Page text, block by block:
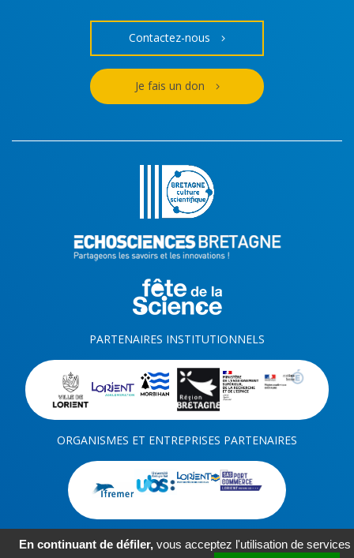
Contactez-nous
Je fais un don
PARTENAIRES INSTITUTIONNELS
ORGANISMES ET ENTREPRISES PARTENAIRES
En continuant de défiler, vous acceptez l'utilisation de services